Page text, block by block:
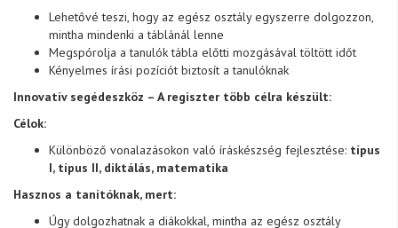
Lehetővé teszi, hogy az egész osztály egyszerre dolgozzon,
mintha mindenki a táblánál lenne
Megspórolja a tanulók tábla előtti mozgásával töltött időt
Kényelmes írási pozíciót biztosít a tanulóknak
Innovatív segédeszköz – A regiszter több célra készült:
Célok:
Különböző vonalazásokon való íráskészség fejlesztése: típus
I, típus II, diktálás, matematika
Hasznos a tanítóknak, mert:
Úgy dolgozhatnak a diákokkal, mintha az egész osztály